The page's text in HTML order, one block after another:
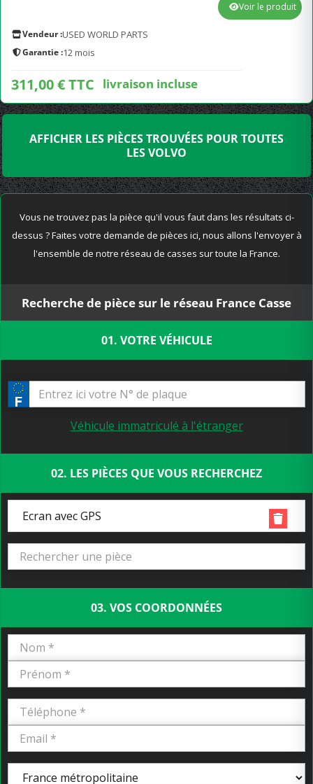
Vendeur :USED WORLD PARTS
Garantie :12 mois
311,00 € TTC livraison incluse
Voir le produit
AFFICHER LES PIÈCES TROUVÉES POUR TOUTES
LES VOLVO
Vous ne trouvez pas la pièce qu'il vous faut dans les résultats ci-
dessus ? Faites votre demande de pièces ici, nous allons l'envoyer à
l'ensemble de notre réseau de casses sur toute la France.
Recherche de pièce sur le réseau France Casse
01. VOTRE VÉHICULE
Véhicule immatriculé à l'étranger
02. LES PIÈCES QUE VOUS RECHERCHEZ
Ecran avec GPS
03. VOS COORDONNÉES